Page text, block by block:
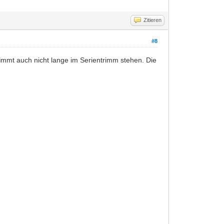
Zitieren
#8
auch nicht lange im Serientrimm stehen. Die